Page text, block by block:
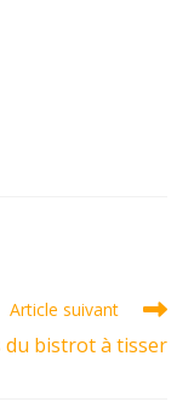
Article suivant
du bistrot à tisser